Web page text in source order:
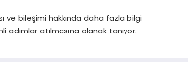
ve bileşimi hakkında daha fazla bilgi
atılmasına olanak tanıyor.